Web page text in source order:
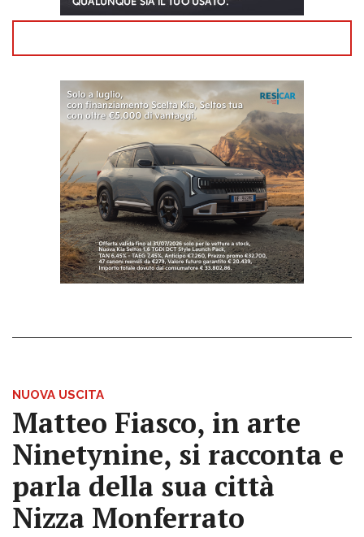
NUOVA USCITA
Matteo Fiasco, in arte
Ninetynine, si racconta e
parla della sua città
Nizza Monferrato